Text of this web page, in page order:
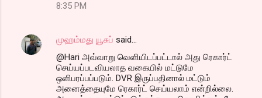
8:35 PM
முஹம்மது யூசுப் said…
@Hari அவ்வாறு வெளியிடப்பட்டால் அது ரெகார்ட்
செய்யப்படவியலாத வகையில் மட்டுமே
ஒளிபரப்பப்படும். DVR இருப்பதினால் மட்டும்
அனைத்தையுமே ரெகார்ட் செய்யலாம் என்றில்லை.